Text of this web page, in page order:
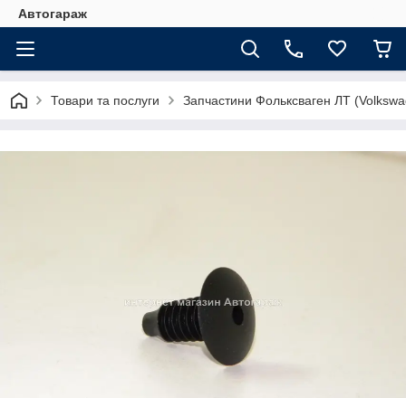
Автогараж
Товари та послуги Запчастини Фольксваген ЛТ